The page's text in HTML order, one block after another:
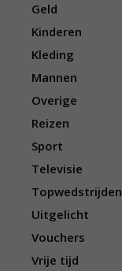
Geld
Kinderen
Kleding
Mannen
Overige
Reizen
Sport
Televisie
Topwedstrijden
Uitgelicht
Vouchers
Vrije tijd